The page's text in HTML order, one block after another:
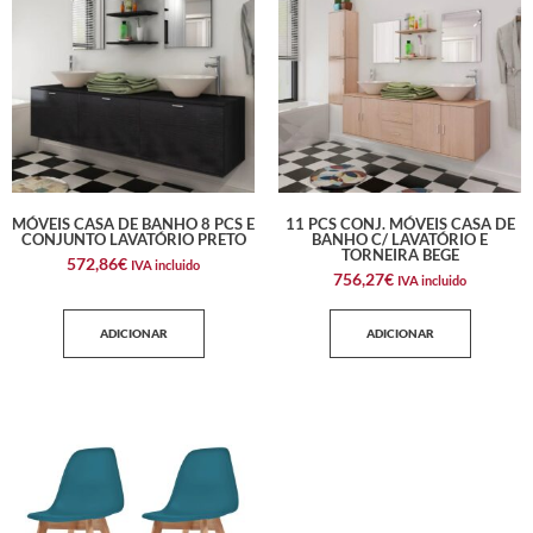
MÓVEIS CASA DE BANHO 8 PCS E
CONJUNTO LAVATÓRIO PRETO
572,86€ IVA incluido
ADICIONAR
11 PCS CONJ. MÓVEIS CASA DE
BANHO C/ LAVATÓRIO E
TORNEIRA BEGE
756,27€ IVA incluido
ADICIONAR